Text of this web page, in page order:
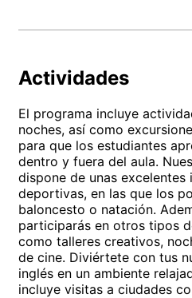
Actividades
El programa incluye
noches, así como
para que los estudiantes
dentro y fuera del aula.
dispone de unas excelentes
deportivas, en las que los
baloncesto o natación.
participarás en otros tipos
como talleres creativos,
de cine. Diviértete con tus
inglés en un ambiente
incluye visitas a ciudades